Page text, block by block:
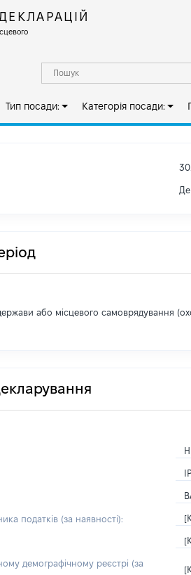
Тип посади: Категорія посади:
або місцевого самоврядування
податків (за наявності):
демографічному реєстрі (за